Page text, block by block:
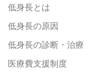
低身長とは
低身長の原因
低身長の診断・治療
医療費支援制度